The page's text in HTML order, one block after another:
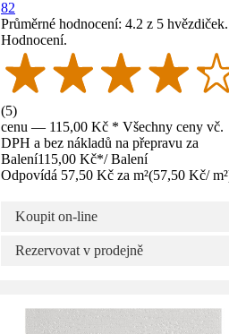
82
Průměrné hodnocení: 4.2 z 5
Hodnocení.
(5)
cenu — 115,00 Kč * Všechny ceny vč.
DPH a bez nákladů na přepravu za
Balení115,00 Kč*/ Balení
Odpovídá 57,50 Kč za m²(57,50 Kč/ m²
Koupit on-line
Rezervovat v prodejně